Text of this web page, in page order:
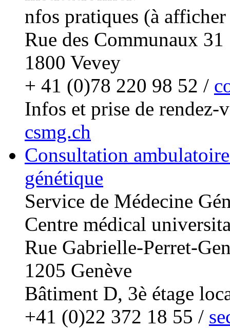
nfos pratiques (à
Rue des Communaux 31
1800 Vevey
+ 41 (0)78 220 98 52 /
Infos et prise de
csmg.ch
Consultation
génétique
Service de Médecine
Centre médical
Rue Gabrielle-Perret-
1205 Genève
Bâtiment D, 3è étage
+41 (0)22 372 18 55 /